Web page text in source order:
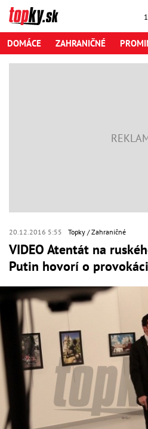
DOMÁCE ZAHRANIČNÉ
20.12.2016 5:55 Topky Zahraničné
VIDEO Atentát na
Putin hovorí o